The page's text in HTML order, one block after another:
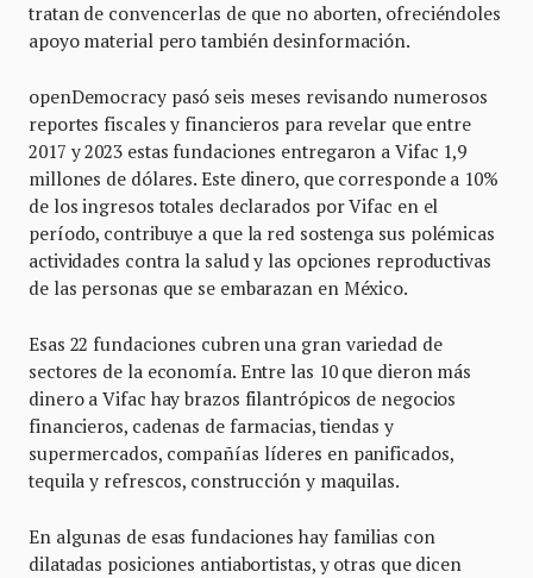
tratan de convencerlas de que no aborten, ofreciéndoles
apoyo material pero también desinformación.
openDemocracy pasó seis meses revisando numerosos
reportes fiscales y financieros para revelar que entre
2017 y 2023 estas fundaciones entregaron a Vifac 1,9
millones de dólares. Este dinero, que corresponde a 10%
de los ingresos totales declarados por Vifac en el
período, contribuye a que la red sostenga sus polémicas
actividades contra la salud y las opciones reproductivas
de las personas que se embarazan en México.
Esas 22 fundaciones cubren una gran variedad de
sectores de la economía. Entre las 10 que dieron más
dinero a Vifac hay brazos filantrópicos de negocios
financieros, cadenas de farmacias, tiendas y
supermercados, compañías líderes en panificados,
tequila y refrescos, construcción y maquilas.
En algunas de esas fundaciones hay familias con
dilatadas posiciones antiabortistas, y otras que dicen